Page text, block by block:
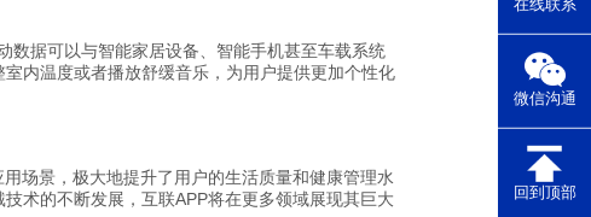
在线联系
微信沟通
回到顶部
数据可以与智能家居设备、智能手机甚至车载系统
内温度或者播放舒缓音乐，为用户提供更加个性化
场景，极大地提升了用户的生活质量和健康管理水
术的不断发展，互联APP将在更多领域展现其巨大